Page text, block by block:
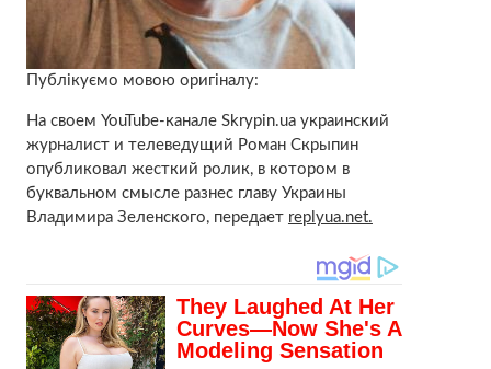
Публікуємо мовою оригіналу:
На своем YouTube-канале Skrypin.ua украинский
журналист и телеведущий Роман Скрыпин
опубликовал жесткий ролик, в котором в
буквальном смысле разнес главу Украины
Владимира Зеленского, передает replyua.net.